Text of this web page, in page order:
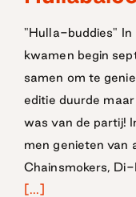
"Hulla-buddies" In
kwamen begin
samen om te
editie duurde
was van de partij!
men genieten van
Chainsmokers,
[...]